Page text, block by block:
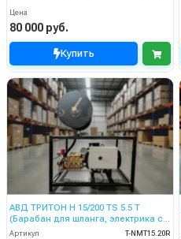
Цена
80 000 руб.
Купить
АВД ТРИТОН H 15/200 TS 5.5 T
(Барабан для шланга, электрика с
теплозащитой, манометр)
Артикул
T-NMT15.20R